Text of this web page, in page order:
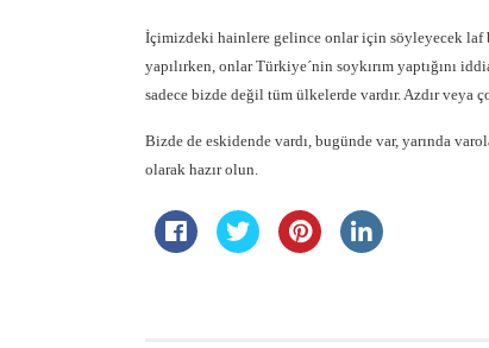
İçimizdeki hainlere gelince onlar için söyleyecek laf
yapılırken, onlar Türkiye´nin soykırım yaptığını
sadece bizde değil tüm ülkelerde vardır. Azdır veya
Bizde de eskidende vardı, bugünde var, yarında
olarak hazır olun.